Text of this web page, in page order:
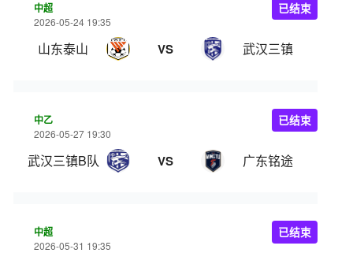
中超
2026-05-24 19:35
山东泰山 VS 武汉三镇
已结束
中乙
2026-05-27 19:30
武汉三镇B队 VS 广东铭途
已结束
中超
2026-05-31 19:35
已结束